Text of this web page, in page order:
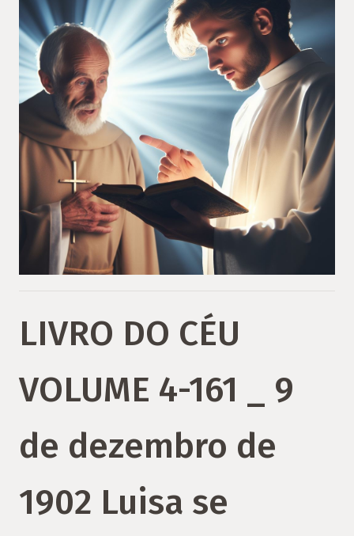
LIVRO DO CÉU
VOLUME 4-161 _ 9
de dezembro de
1902 Luisa se